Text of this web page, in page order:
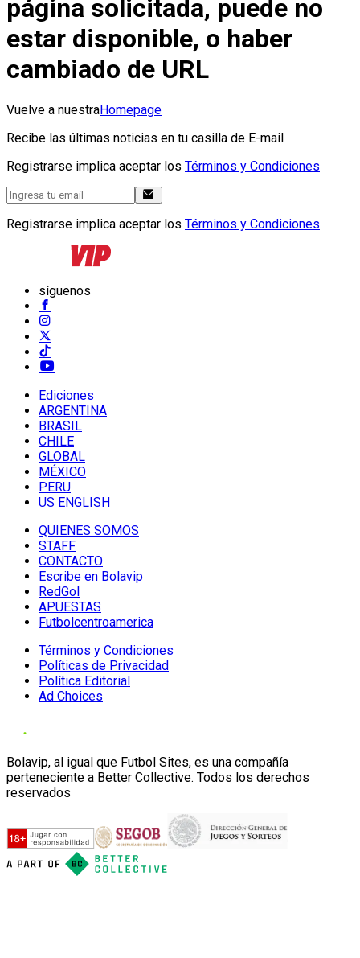
página solicitada, puede no
estar disponible, o haber
cambiado de URL
Vuelve a nuestraHomepage
Recibe las últimas noticias en tu casilla de E-mail
Registrarse implica aceptar los Términos y Condiciones
Registrarse implica aceptar los Términos y Condiciones
síguenos
Ediciones
ARGENTINA
BRASIL
CHILE
GLOBAL
MÉXICO
PERU
US ENGLISH
QUIENES SOMOS
STAFF
CONTACTO
Escribe en Bolavip
RedGol
APUESTAS
Futbolcentroamerica
Términos y Condiciones
Políticas de Privacidad
Política Editorial
Ad Choices
Bolavip, al igual que Futbol Sites, es una compañía
perteneciente a Better Collective. Todos los derechos
reservados